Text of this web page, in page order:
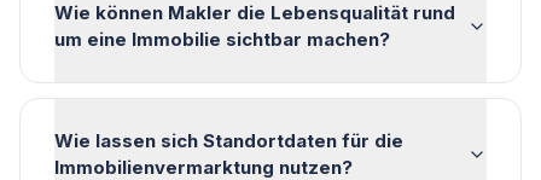
Wie können Makler die Lebensqualität rund
um eine Immobilie sichtbar machen?
Wie lassen sich Standortdaten für die
Immobilienvermarktung nutzen?